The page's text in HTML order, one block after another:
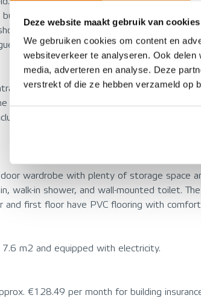
Deze website maakt gebruik van cookies
We gebruiken cookies om content en
websiteverkeer te analyseren. Ook
media, adverteren en analyse. Deze
verstrekt of die ze hebben verzameld op
bus connection (Hoofddorp – Schiphol –
distance away. From the Nieuw-
Rotterdam, and Schiphol Airport.
hall with meter cupboard, toilet with
bright living room faces the garden and
a dishwasher, combination
door wardrobe with plenty of storage space
walk-in shower, and wall-mounted toilet.
and first floor have PVC flooring with
m2 and equipped with electricity.
€128.49 per month for building